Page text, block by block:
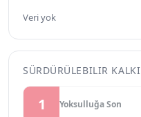
Veri yok
SÜRDÜRÜLEBILIR
1 Yoksulluğa Son